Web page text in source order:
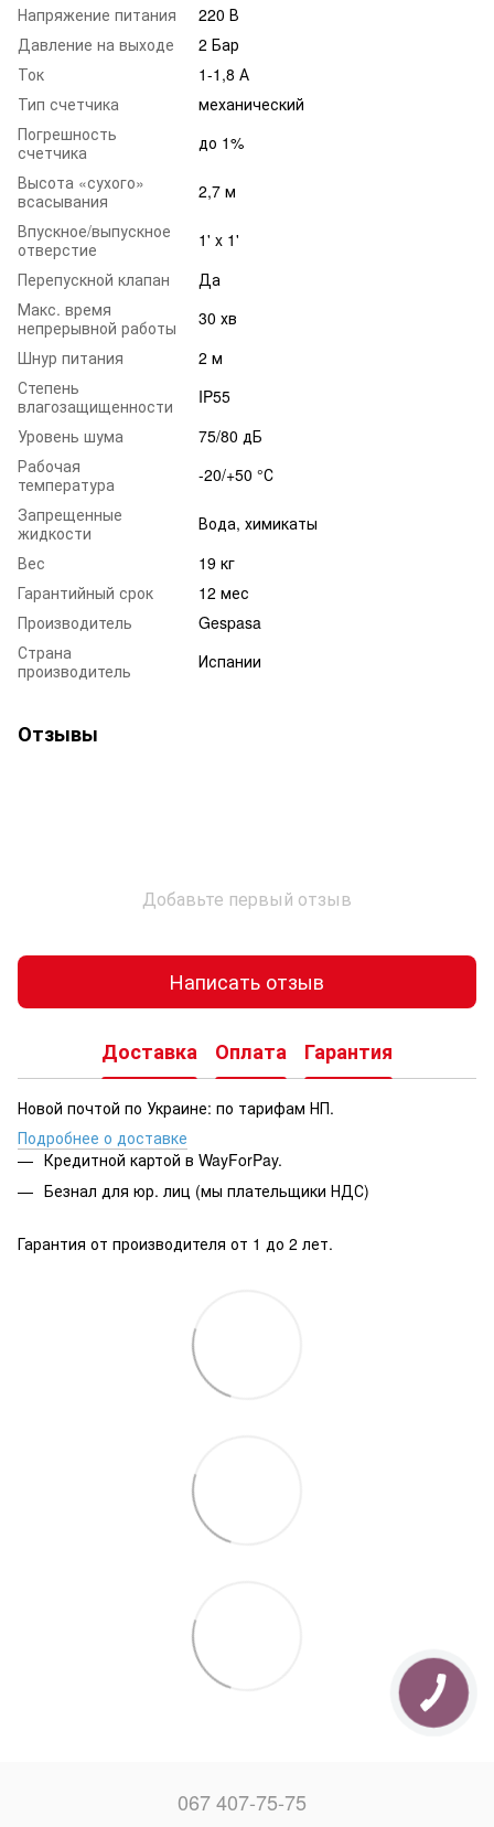
Напряжение питания
220 В
Давление на выходе
2 Бар
Ток
1-1,8 А
Тип счетчика
механический
Погрешность
счетчика
до 1%
Высота «сухого»
всасывания
2,7 м
Впускное/выпускное
отверстие
1' x 1'
Перепускной клапан
Да
Макс. время
непрерывной работы
30 хв
Шнур питания
2 м
Степень
влагозащищенности
IP55
Уровень шума
75/80 дБ
Рабочая
температура
-20/+50 °С
Запрещенные
жидкости
Вода, химикаты
Вес
19 кг
Гарантийный срок
12 мес
Производитель
Gespasa
Страна
производитель
Испании
Отзывы
Добавьте первый отзыв
Написать отзыв
Доставка Оплата Гарантия
Новой почтой по Украине: по тарифам НП.
Подробнее о доставке
Кредитной картой в WayForPay.
Безнал для юр. лиц (мы плательщики НДС)
Гарантия от производителя от 1 до 2 лет.
067 407-75-75